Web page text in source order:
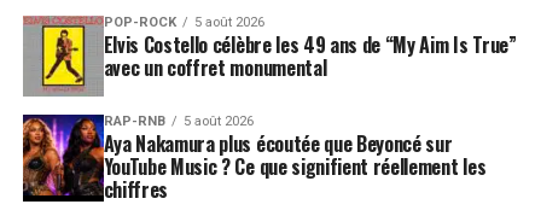
POP-ROCK 5 août 2026
Elvis Costello célèbre les 49 ans de “My Aim Is True”
avec un coffret monumental
RAP-RNB 5 août 2026
Aya Nakamura plus écoutée que Beyoncé sur
YouTube Music ? Ce que signifient réellement les
chiffres